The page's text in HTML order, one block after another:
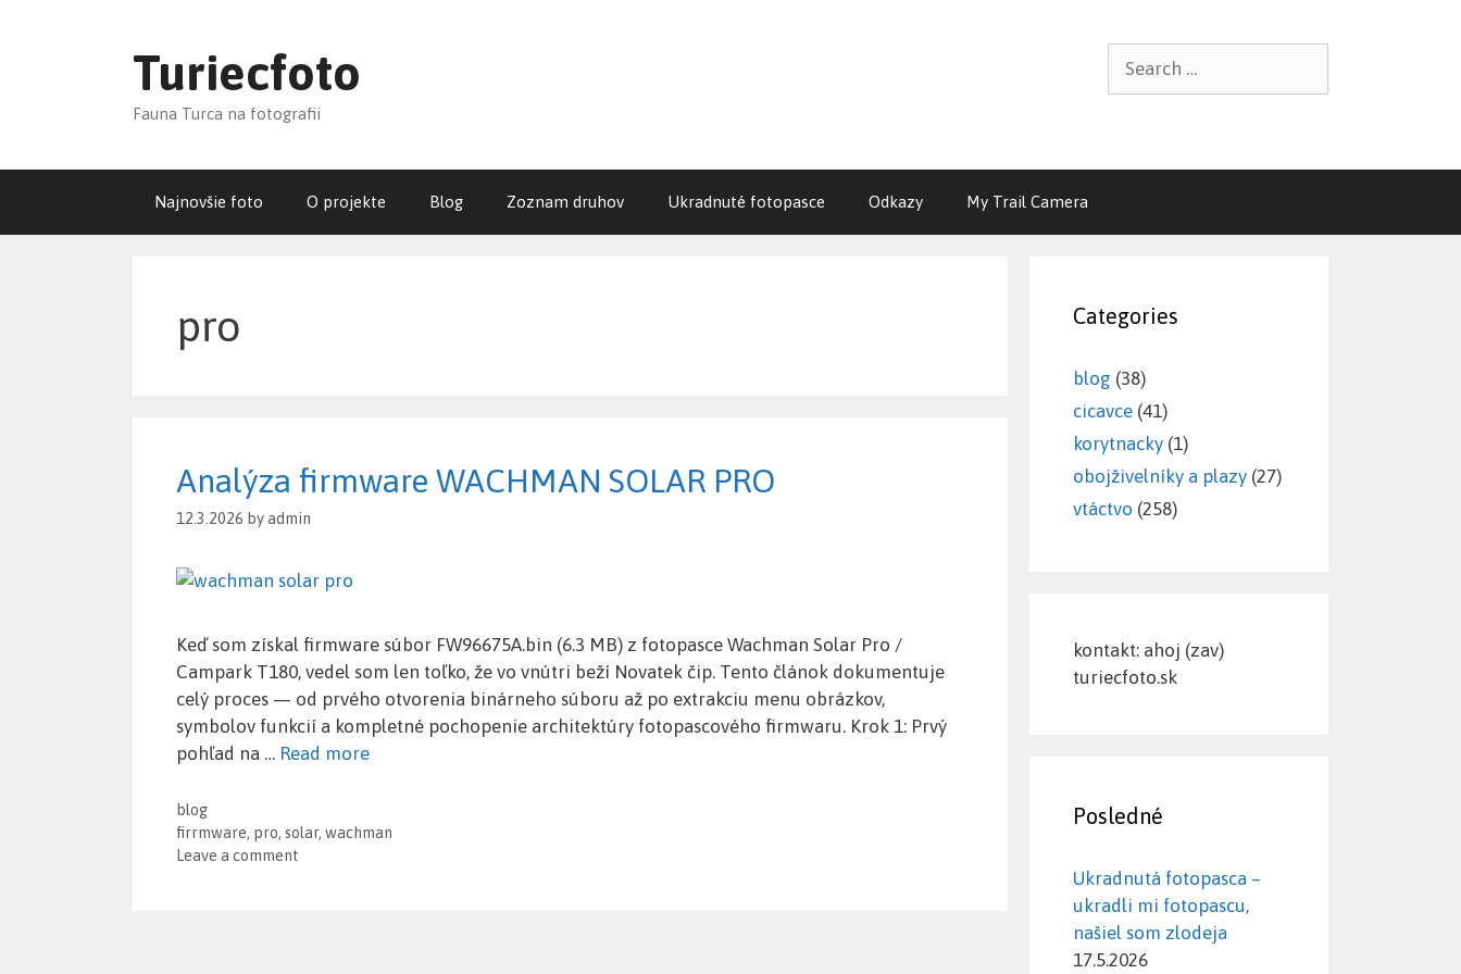
Turiecfoto
Fauna Turca na fotografii
Najnovšie foto O projekte Blog Zoznam druhov Ukradnuté fotopasce Odkazy My Trail Camera
pro
Analýza firmware WACHMAN SOLAR PRO
12.3.2026 byadmin
Keď som získal firmware súbor FW96675A.bin (6.3 MB) z fotopasce Wachman Solar Pro /
Campark T180, vedel som len toľko, že vo vnútri beží Novatek čip. Tento článok dokumentuje
celý proces — od prvého otvorenia binárneho súboru až po extrakciu menu obrázkov,
symbolov funkcií a kompletné pochopenie architektúry fotopascového firmwaru. Krok 1: Prvý
pohľad na … Read more
Categories
blog
Tags
firrmware, pro, solar, wachman
Leave a comment
Categories
blog (38)
cicavce (41)
korytnacky (1)
obojživelníky a plazy (27)
vtáctvo (258)
kontakt: ahoj (zav)
turiecfoto.sk
Posledné
Ukradnutá fotopasca –
ukradli mi fotopascu,
našiel som zlodeja
17.5.2026